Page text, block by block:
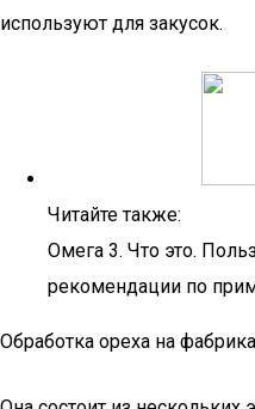
используют для закусок.
Читайте также:
Омега 3. Что это.
рекомендации по
Обработка ореха на